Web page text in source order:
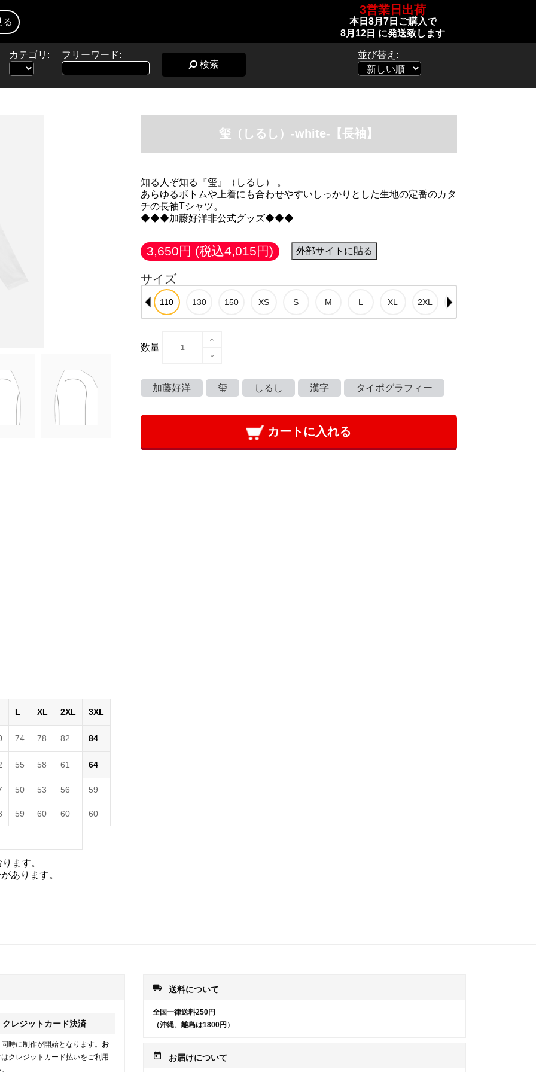
る
3営業日出荷
本日 8月7日 ご購入で
8月12日 に発送致します
カテゴリ:
フリーワード:
検索
並び替え:
玺（しるし）-white-【長袖】
知る人ぞ知る『玺』（しるし） 。
あらゆるボトムや上着にも合わせやすいしっかりとした生地の定番のカタ
チの長袖Tシャツ。
◆◆◆加藤好洋非公式グッズ◆◆◆
3,650円 (税込4,015円) 外部サイトに貼る
サイズ
数量
加藤好洋 玺 しるし 漢字 タイポグラフィー
カートに入れる
L XL 2XL 3XL
74 78 82 84
55 58 61 64
50 53 56 59
59 60 60 60
ます。
あります。
クレジットカード決済
時に制作が開始となります。 お
はクレジットカード払いをご利用
local_shipping 送料について
全国一律送料250円
（沖縄、離島は1800円）
today お届けについて